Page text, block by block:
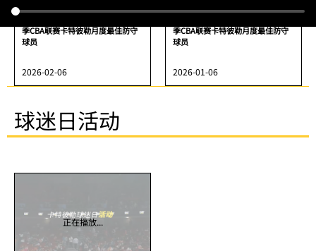
季CBA联赛卡特彼勒月度最佳防守
球员
2026-02-06
季CBA联赛卡特彼勒月度最佳防守
球员
2026-01-06
球迷日活动
正在播放...